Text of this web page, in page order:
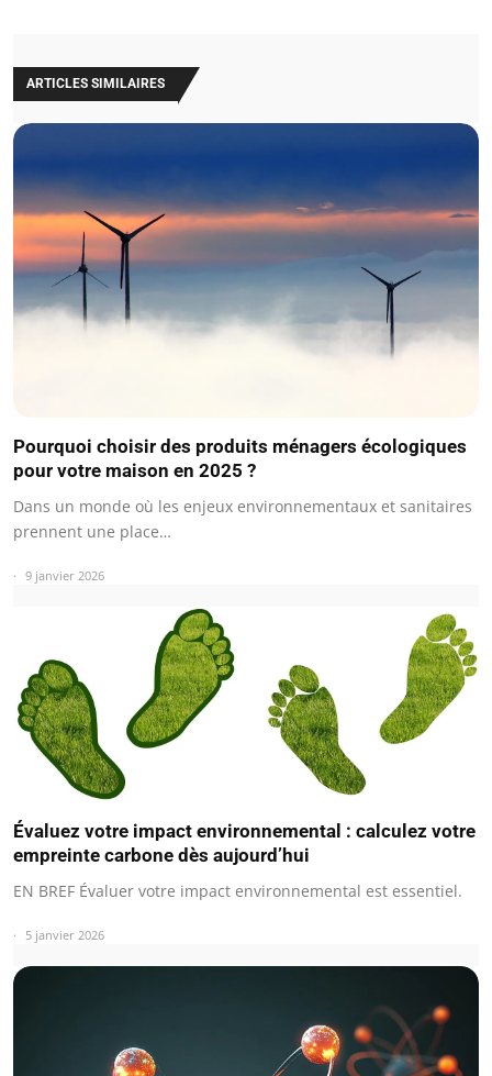
ARTICLES SIMILAIRES
Pourquoi choisir des produits ménagers écologiques
pour votre maison en 2025 ?
Dans un monde où les enjeux environnementaux et sanitaires
prennent une place…
9 janvier 2026
Évaluez votre impact environnemental : calculez votre
empreinte carbone dès aujourd’hui
EN BREF Évaluer votre impact environnemental est essentiel.
5 janvier 2026